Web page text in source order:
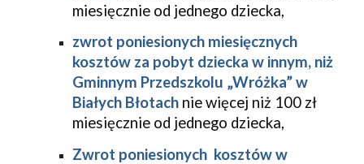
miesięcznie od jednego dziecka,
zwrot poniesionych miesięcznych
kosztów za pobyt dziecka w innym, niż
Gminnym Przedszkolu „Wróżka” w
Białych Błotach nie więcej niż 100 zł
miesięcznie od jednego dziecka,
Zwrot poniesionych kosztów w